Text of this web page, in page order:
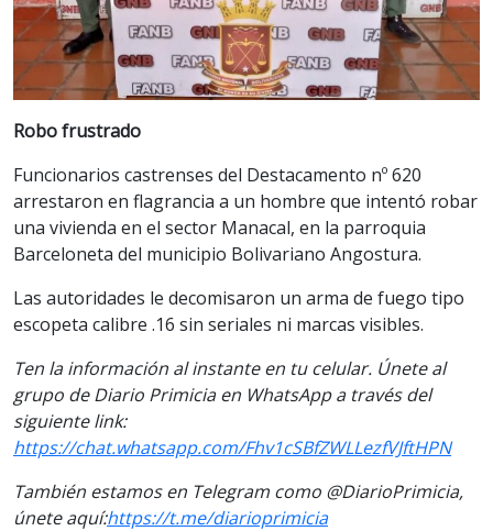
Robo frustrado
Funcionarios castrenses del Destacamento nº 620
arrestaron en flagrancia a un hombre que intentó robar
una vivienda en el sector Manacal, en la parroquia
Barceloneta del municipio Bolivariano Angostura.
Las autoridades le decomisaron un arma de fuego tipo
escopeta calibre .16 sin seriales ni marcas visibles.
Ten la información al instante en tu celular. Únete al
grupo de Diario Primicia en WhatsApp a través del
siguiente link:
https://chat.whatsapp.com/Fhv1cSBfZWLLezfVJftHPN
También estamos en Telegram como @DiarioPrimicia,
únete aquí:https://t.me/diarioprimicia